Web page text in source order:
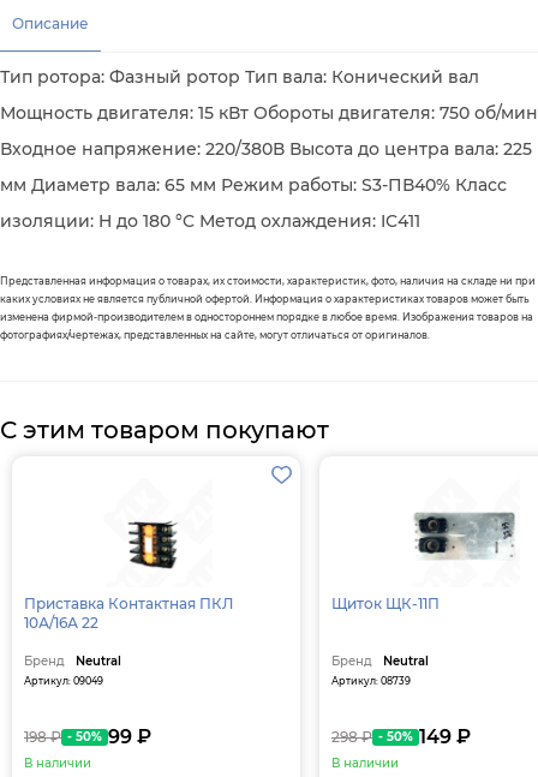
Описание
Тип ротора: Фазный ротор Тип вала: Конический вал
Мощность двигателя: 15 кВт Обороты двигателя: 750 об/мин
Входное напряжение: 220/380В Высота до центра вала: 225
мм Диаметр вала: 65 мм Режим работы: S3-ПВ40% Класс
изоляции: H до 180 °C Метод охлаждения: IC411
Представленная информация о товарах, их стоимости, характеристик, фото, наличия на складе ни при
каких условиях не является публичной офертой. Информация о характеристиках товаров может быть
изменена фирмой-производителем в одностороннем порядке в любое время. Изображения товаров на
фотографиях/чертежах, представленных на сайте, могут отличаться от оригиналов.
С этим товаром покупают
Приставка Контактная ПКЛ
10А/16А 22
Бренд Neutral
Артикул: 09049
198 ₽ - 50% 99 ₽
В наличии
Щиток ЩК-11П
Бренд Neutral
Артикул: 08739
298 ₽ - 50% 149 ₽
В наличии